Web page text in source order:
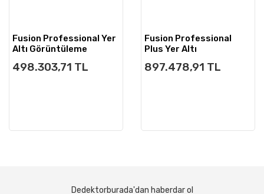
Fusion Professional Yer
Altı Görüntüleme
498.303,71 TL
Fusion Professional
Plus Yer Altı
897.478,91 TL
Dedektorburada'dan haberdar ol